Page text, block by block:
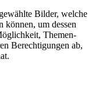
Bilder, welche
können, um dessen
Themen-
Berechtigungen ab,